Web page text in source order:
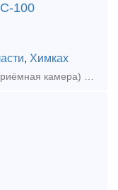
100
, Химках
устройство нижнего слива УНС-100 (приёмная камера) для слива цистерн. Цена 6 тыс/шт